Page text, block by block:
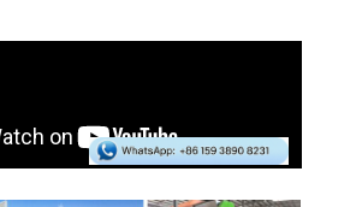
wereldwijde leverancier.